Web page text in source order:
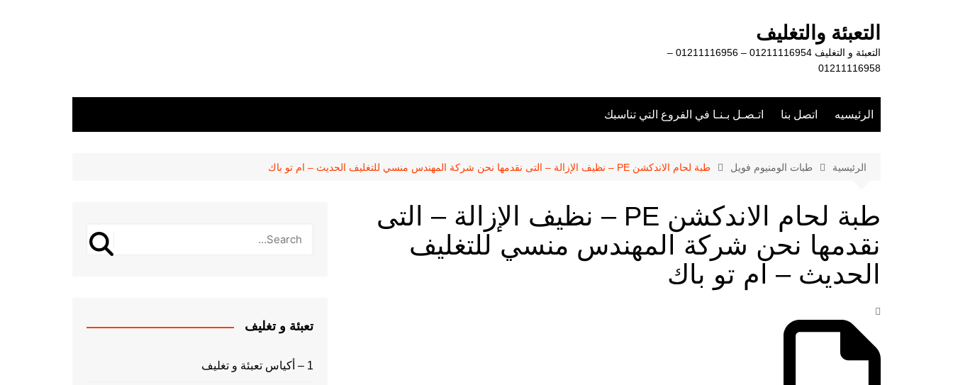
التعبئة والتغليف
التعبئة و التغليف 01211116954 – 01211116956 –
01211116958
الرئيسيه اتصل بنا اتـصـل بـنـا في الفروع التي تناسبك
الرئيسية طبات الومنيوم فويل طبة لحام الاندكشن PE – نظيف الإزالة – التى نقدمها نحن شركة المهندس منسي للتغليف الحديث – ام تو باك
طبة لحام الاندكشن PE – نظيف الإزالة – التى
نقدمها نحن شركة المهندس منسي للتغليف
الحديث – ام تو باك
تعبئة و تغليف
1 – أكياس تعبئة و تغليف